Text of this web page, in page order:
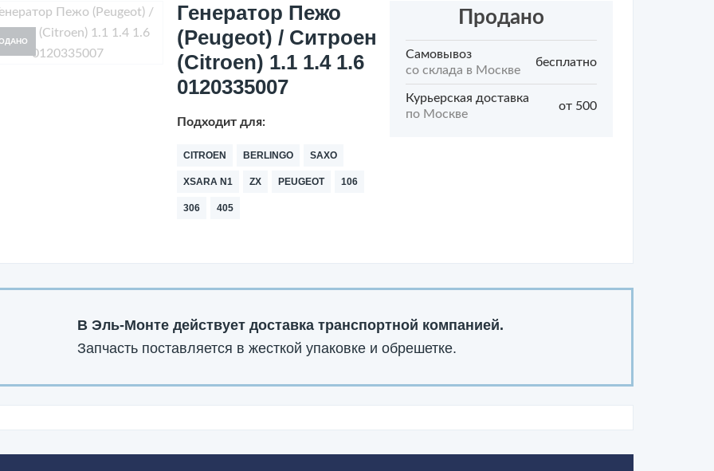
Генератор Пежо
(Peugeot) / Ситроен
(Citroen) 1.1 1.4 1.6
0120335007
Подходит для:
CITROEN BERLINGO SAXO
XSARA N1 ZX PEUGEOT 106
306 405
Продано
Самовывоз
со склада в Москве
бесплатно
Курьерская доставка
по Москве
от 500
В Эль-Монте действует доставка транспортной компанией.
Запчасть поставляется в жесткой упаковке и обрешетке.